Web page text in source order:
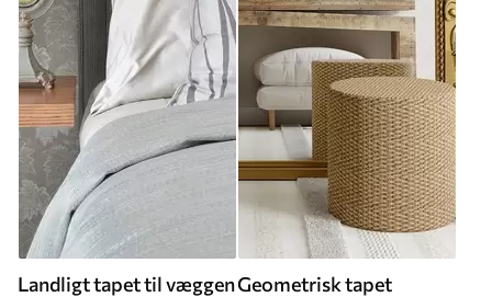
Landligt tapet til væggenGeometrisk tapet